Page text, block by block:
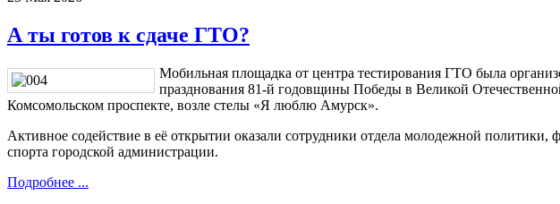
А ты готов к сдаче ГТО?
Мобильная площадка от центра тестирования ГТО была
празднования 81-й годовщины Победы в Великой
Комсомольском проспекте, возле стелы «Я люблю Амурск».
Активное содействие в её открытии оказали сотрудники отдела молодежной политики,
спорта городской администрации.
Подробнее ...